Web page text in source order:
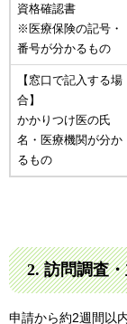
資格確認書
※医療保険の記号・
番号が分かるもの
【窓口で記入する場
合】
かかりつけ医の氏
名・医療機関が分か
るもの
2. 訪問調査
申請から約2週間以